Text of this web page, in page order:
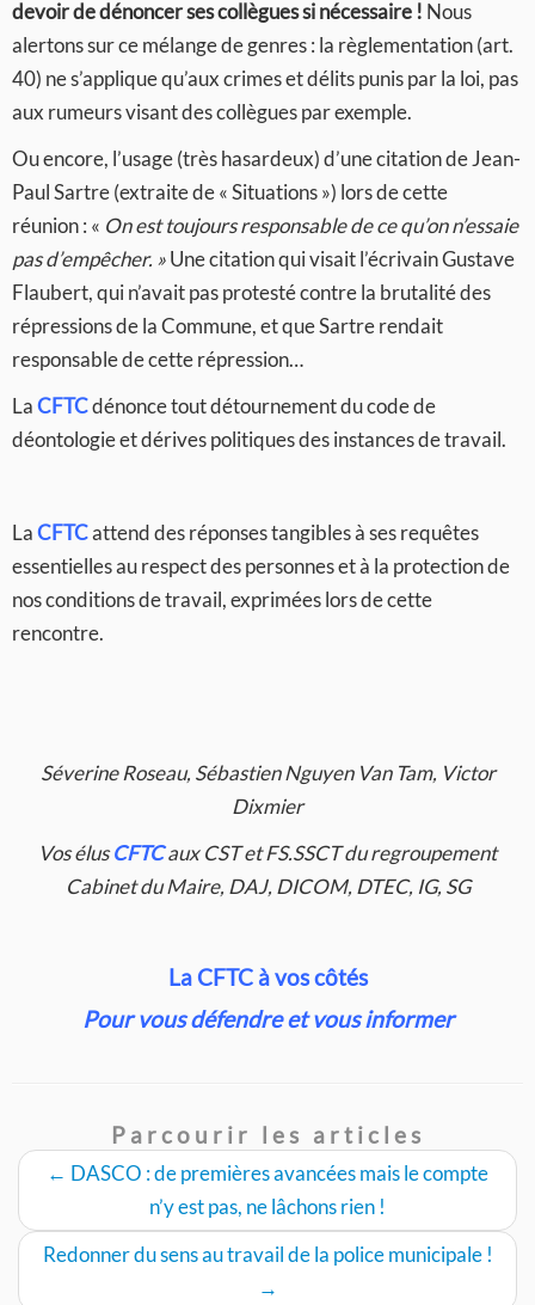
devoir de dénoncer ses collègues si nécessaire ! Nous
alertons sur ce mélange de genres : la règlementation (art.
40) ne s’applique qu’aux crimes et délits punis par la loi, pas
aux rumeurs visant des collègues par exemple.
Ou encore, l’usage (très hasardeux) d’une citation de Jean-
Paul Sartre (extraite de « Situations ») lors de cette
réunion : « On est toujours responsable de ce qu’on n’essaie
pas d’empêcher. »Une citation qui visait l’écrivain Gustave
Flaubert, qui n’avait pas protesté contre la brutalité des
répressions de la Commune, et que Sartre rendait
responsable de cette répression…
LaCFTCdénonce tout détournement du code de
déontologie et dérives politiques des instances de travail.
LaCFTCattend des réponses tangibles à ses requêtes
essentielles au respect des personnes et à la protection de
nos conditions de travail, exprimées lors de cette
rencontre.
Séverine Roseau, Sébastien Nguyen Van Tam, Victor
Dixmier
Vos élusCFTCaux CST et FS.SSCT du regroupement
Cabinet du Maire, DAJ, DICOM, DTEC, IG, SG
La CFTC à vos côtés
Pour vous défendre et vous informer
Parcourir les articles
← DASCO : de premières avancées mais le compte
n’y est pas, ne lâchons rien !
Redonner du sens au travail de la police municipale !
→